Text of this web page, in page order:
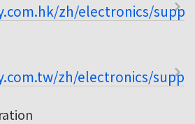
zh/electronics/
zh/electronics/